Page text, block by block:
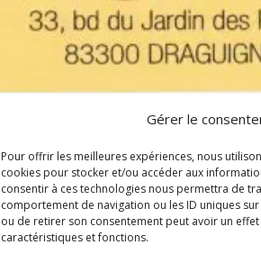
Gérer le
Pour offrir les meilleures expériences, nous
cookies pour stocker et/ou accéder aux
consentir à ces technologies nous permettra de
comportement de navigation ou les ID uniques
ou de retirer son consentement peut avoir un
caractéristiques et fonctions.